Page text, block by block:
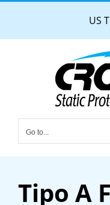
content
US
Go to...
Tipo A